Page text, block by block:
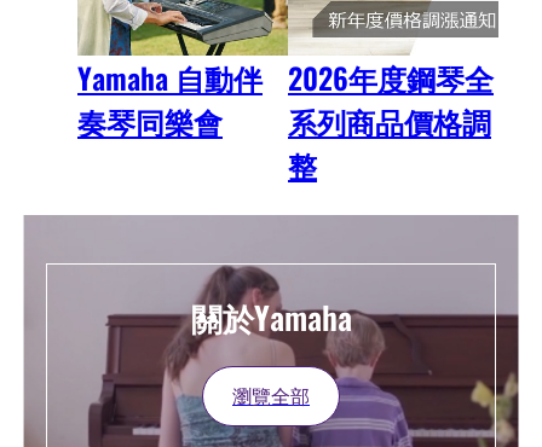
Yamaha 自動伴
奏琴同樂會
2026年度鋼琴全
系列商品價格調
整
關於Yamaha
瀏覽全部